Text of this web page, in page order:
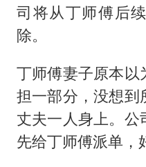
司将从丁师傅后
除。
丁师傅妻子原本以
担一部分，没想到
丈夫一人身上。
先给丁师傅派单，